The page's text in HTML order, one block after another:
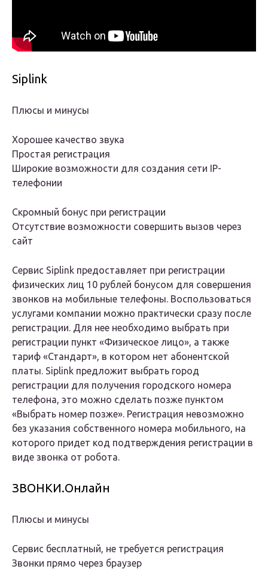
Siplink
Плюсы и минусы
Хорошее качество звука
Простая регистрация
Широкие возможности для создания сети IP-
телефонии
Скромный бонус при регистрации
Отсутствие возможности совершить вызов через
сайт
Сервис Siplink предоставляет при регистрации
физических лиц 10 рублей бонусом для совершения
звонков на мобильные телефоны. Воспользоваться
услугами компании можно практически сразу после
регистрации. Для нее необходимо выбрать при
регистрации пункт «Физическое лицо», а также
тариф «Стандарт», в котором нет абонентской
платы. Siplink предложит выбрать город
регистрации для получения городского номера
телефона, это можно сделать позже пунктом
«Выбрать номер позже». Регистрация невозможно
без указания собственного номера мобильного, на
которого придет код подтверждения регистрации в
виде звонка от робота.
ЗВОНКИ.Онлайн
Плюсы и минусы
Сервис бесплатный, не требуется регистрация
Звонки прямо через браузер